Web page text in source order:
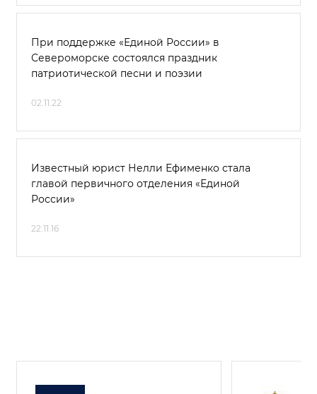
При поддержке «Единой России» в
Североморске состоялся праздник
патриотической песни и поэзии
02.11.22
Известный юрист Нелли Ефименко стала
главой первичного отделения «Единой
России»
22.11.16